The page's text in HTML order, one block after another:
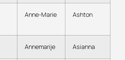
Anne-Marie Ashton
Annemarije Asianna